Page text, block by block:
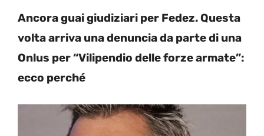
Ancora guai giudiziari per Fedez. Questa
volta arriva una denuncia da parte di una
Onlus per “Vilipendio delle forze armate”:
ecco perché